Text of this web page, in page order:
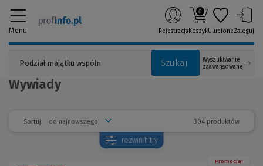
Menu
Szukaj
Wyszukiwanie
zaawansowane
Rejestracja
0
KoszykUlubioneZaloguj
Wywiady
Sortuj: 304 produktów
rozwiń filtry
Promocja!